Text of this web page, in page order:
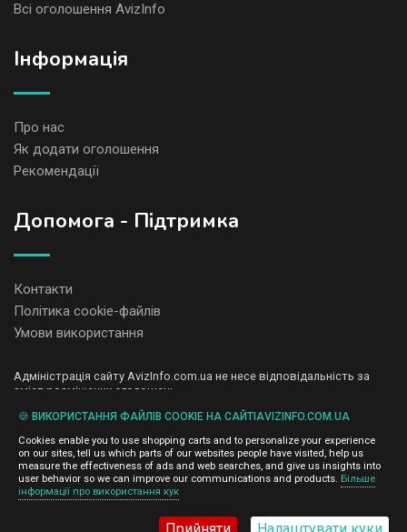
Всі оголошення AvizInfo
Iнформація
Про нас
Як додати оголошення
Рекомендації
Допомога - Підтримка
Контакти
Політика cookie-файлів
Умови використання
Адміністрація сайту AvizInfo.com.ua не несе відповідальність за
зміст розміщених оголошень.
і не продаємо особисту інформацію зареєстрованих користувачів
AvizInfo.com.ua третім особам. Ми не відповідаємо за правила
конфіденційності сайтів на які посилається AvizInfo.com.ua. На
деяких сторінках нашого сайту представлена реклама Google
Adsense Advertising Network. Щоб дізнатися детальніше про
правила конфіденційності Google
🍪 ВИКОРИСТАННЯ ФАЙЛІВ COOKIE НА САЙТІAVIZINFO.COM.UA
Cookies enable you to use shopping carts and to personalize your experience
on our sites, tell us which parts of our websites people have visited, help us
measure the effectiveness of ads and web searches, and give us insights into
user behavior so we can improve our communications and products. Більше
інформації про використання кук